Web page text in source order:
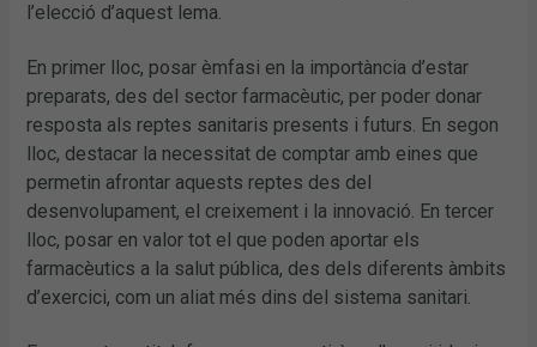
l’elecció d’aquest lema.
En primer lloc, posar èmfasi en la importància d’estar
preparats, des del sector farmacèutic, per poder donar
resposta als reptes sanitaris presents i futurs. En segon
lloc, destacar la necessitat de comptar amb eines que
permetin afrontar aquests reptes des del
desenvolupament, el creixement i la innovació. En tercer
lloc, posar en valor tot el que poden aportar els
farmacèutics a la salut pública, des dels diferents àmbits
d’exercici, com un aliat més dins del sistema sanitari.